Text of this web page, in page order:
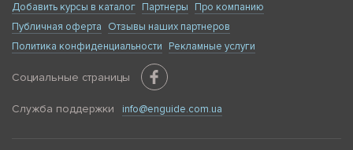
Добавить курсы в каталог Партнеры
Про компанию
Публичная оферта
Отзывы наших партнеров
Политика конфиденциальности
Рекламные услуги
Социальные страницы
Служба поддержки info@enguide.com.ua